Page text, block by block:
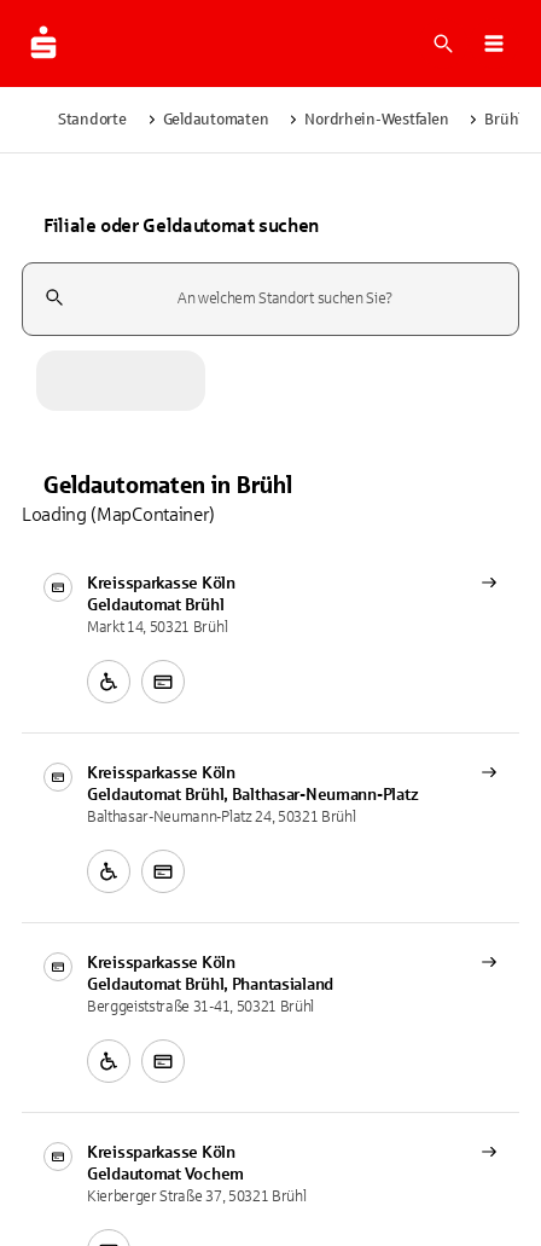
Suche
Standorte Geldautomaten Nordrhein-Westfalen Brühl
Filiale oder Geldautomat suchen
Suchfeld
Geldautomaten in Brühl
Kreissparkasse Köln
Geldautomat Brühl
Markt 14, 50321 Brühl
Kreissparkasse Köln
Geldautomat Brühl, Balthasar-Neumann-Platz
Balthasar-Neumann-Platz 24, 50321 Brühl
Kreissparkasse Köln
Geldautomat Brühl, Phantasialand
Berggeiststraße 31-41, 50321 Brühl
Kreissparkasse Köln
Geldautomat Vochem
Kierberger Straße 37, 50321 Brühl
Loading (MapContainer)